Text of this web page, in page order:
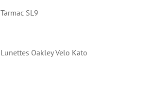
Tarmac SL9
Lunettes Oakley Velo Kato